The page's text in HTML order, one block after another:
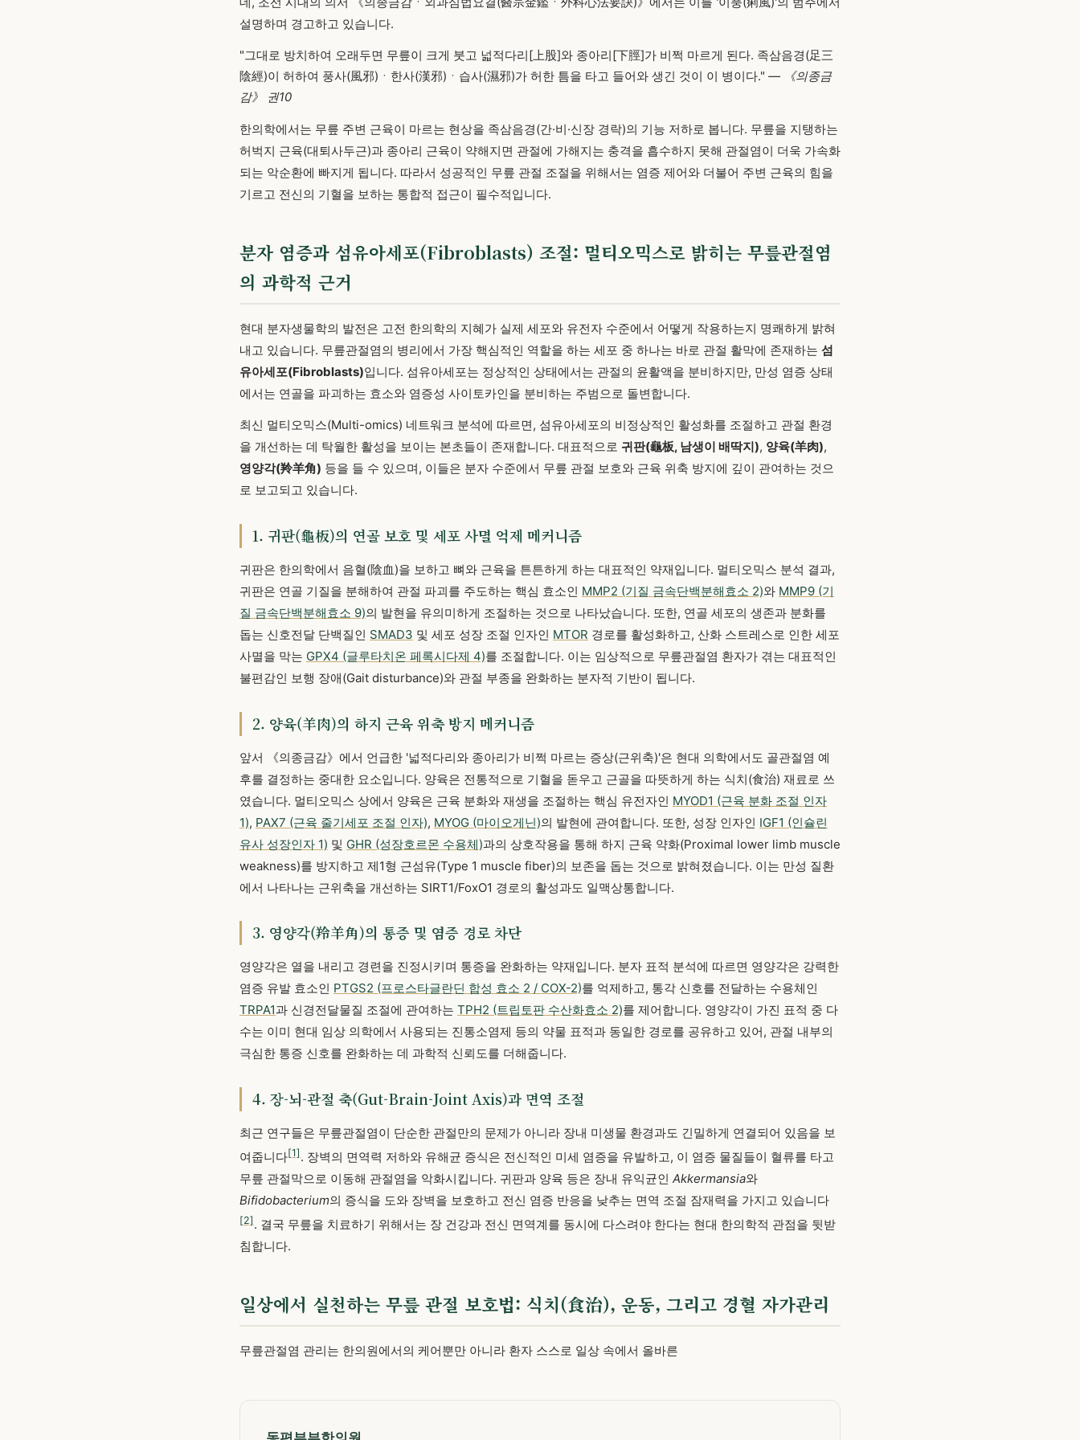
설명하며 경고하고 있습니다.
"그대로 방치하여 오래두면 무릎이 크게 붓고 넓적다리[上股]와 종아리[下脛]가 비쩍 마르게 된다. 족삼음경(足三
陰經)이 허하여 풍사(風邪)ㆍ한사(漢邪)ㆍ습사(濕邪)가 허한 틈을 타고 들어와 생긴 것이 이 병이다." — 《의종금
감》 권10
한의학에서는 무릎 주변 근육이 마르는 현상을 족삼음경(간·비·신장 경락)의 기능 저하로 봅니다. 무릎을 지탱하는
허벅지 근육(대퇴사두근)과 종아리 근육이 약해지면 관절에 가해지는 충격을 흡수하지 못해 관절염이 더욱 가속화
되는 악순환에 빠지게 됩니다. 따라서 성공적인 무릎 관절 조절을 위해서는 염증 제어와 더불어 주변 근육의 힘을
기르고 전신의 기혈을 보하는 통합적 접근이 필수적입니다.
분자 염증과 섬유아세포(Fibroblasts) 조절: 멀티오믹스로 밝히는 무릎관절염
의 과학적 근거
현대 분자생물학의 발전은 고전 한의학의 지혜가 실제 세포와 유전자 수준에서 어떻게 작용하는지 명쾌하게 밝혀
내고 있습니다. 무릎관절염의 병리에서 가장 핵심적인 역할을 하는 세포 중 하나는 바로 관절 활막에 존재하는 섬
유아세포(Fibroblasts)입니다. 섬유아세포는 정상적인 상태에서는 관절의 윤활액을 분비하지만, 만성 염증 상태
에서는 연골을 파괴하는 효소와 염증성 사이토카인을 분비하는 주범으로 돌변합니다.
최신 멀티오믹스(Multi-omics) 네트워크 분석에 따르면, 섬유아세포의 비정상적인 활성화를 조절하고 관절 환경
을 개선하는 데 탁월한 활성을 보이는 본초들이 존재합니다. 대표적으로 귀판(龜板, 남생이 배딱지), 양육(羊肉),
영양각(羚羊角) 등을 들 수 있으며, 이들은 분자 수준에서 무릎 관절 보호와 근육 위축 방지에 깊이 관여하는 것으
로 보고되고 있습니다.
1. 귀판(龜板)의 연골 보호 및 세포 사멸 억제 메커니즘
귀판은 한의학에서 음혈(陰血)을 보하고 뼈와 근육을 튼튼하게 하는 대표적인 약재입니다. 멀티오믹스 분석 결과,
귀판은 연골 기질을 분해하여 관절 파괴를 주도하는 핵심 효소인 MMP2 (기질 금속단백분해효소 2)와 MMP9 (기
질 금속단백분해효소 9)의 발현을 유의미하게 조절하는 것으로 나타났습니다. 또한, 연골 세포의 생존과 분화를
돕는 신호전달 단백질인 SMAD3 및 세포 성장 조절 인자인 MTOR 경로를 활성화하고, 산화 스트레스로 인한 세포
사멸을 막는 GPX4 (글루타치온 페록시다제 4)를 조절합니다. 이는 임상적으로 무릎관절염 환자가 겪는 대표적인
불편감인 보행 장애(Gait disturbance)와 관절 부종을 완화하는 분자적 기반이 됩니다.
2. 양육(羊肉)의 하지 근육 위축 방지 메커니즘
앞서 《의종금감》에서 언급한 '넓적다리와 종아리가 비쩍 마르는 증상(근위축)'은 현대 의학에서도 골관절염 예
후를 결정하는 중대한 요소입니다. 양육은 전통적으로 기혈을 돋우고 근골을 따뜻하게 하는 식치(食治) 재료로 쓰
였습니다. 멀티오믹스 상에서 양육은 근육 분화와 재생을 조절하는 핵심 유전자인 MYOD1 (근육 분화 조절 인자
1), PAX7 (근육 줄기세포 조절 인자), MYOG (마이오게닌)의 발현에 관여합니다. 또한, 성장 인자인 IGF1 (인슐린
유사 성장인자 1) 및 GHR (성장호르몬 수용체)과의 상호작용을 통해 하지 근육 약화(Proximal lower limb muscle
weakness)를 방지하고 제1형 근섬유(Type 1 muscle fiber)의 보존을 돕는 것으로 밝혀졌습니다. 이는 만성 질환
에서 나타나는 근위축을 개선하는 SIRT1/FoxO1 경로의 활성과도 일맥상통합니다.
3. 영양각(羚羊角)의 통증 및 염증 경로 차단
영양각은 열을 내리고 경련을 진정시키며 통증을 완화하는 약재입니다. 분자 표적 분석에 따르면 영양각은 강력한
염증 유발 효소인 PTGS2 (프로스타글란딘 합성 효소 2 / COX-2)를 억제하고, 통각 신호를 전달하는 수용체인
TRPA1과 신경전달물질 조절에 관여하는 TPH2 (트립토판 수산화효소 2)를 제어합니다. 영양각이 가진 표적 중 다
수는 이미 현대 임상 의학에서 사용되는 진통소염제 등의 약물 표적과 동일한 경로를 공유하고 있어, 관절 내부의
극심한 통증 신호를 완화하는 데 과학적 신뢰도를 더해줍니다.
4. 장-뇌-관절 축(Gut-Brain-Joint Axis)과 면역 조절
최근 연구들은 무릎관절염이 단순한 관절만의 문제가 아니라 장내 미생물 환경과도 긴밀하게 연결되어 있음을 보
여줍니다[1] . 장벽의 면역력 저하와 유해균 증식은 전신적인 미세 염증을 유발하고, 이 염증 물질들이 혈류를 타고
무릎 관절막으로 이동해 관절염을 악화시킵니다. 귀판과 양육 등은 장내 유익균인 Akkermansia와
Bifidobacterium의 증식을 도와 장벽을 보호하고 전신 염증 반응을 낮추는 면역 조절 잠재력을 가지고 있습니다
[2] . 결국 무릎을 치료하기 위해서는 장 건강과 전신 면역계를 동시에 다스려야 한다는 현대 한의학적 관점을 뒷받
침합니다.
일상에서 실천하는 무릎 관절 보호법: 식치(食治), 운동, 그리고 경혈 자가관리
무릎관절염 관리는 한의원에서의 케어뿐만 아니라 환자 스스로 일상 속에서 올바른